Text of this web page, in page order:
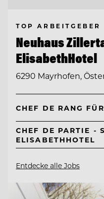
TOP ARBEITGEBER
Neuhaus
ElisabethHotel
6290 Mayrhofen,
CHEF DE RANG
CHEF DE PARTIE - SAUCIER IM
ELISABETHHOTEL
Entdecke alle Jobs